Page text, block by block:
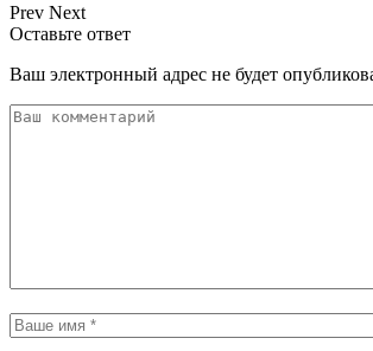
Prev Next
Оставьте ответ
Ваш электронный адрес не будет